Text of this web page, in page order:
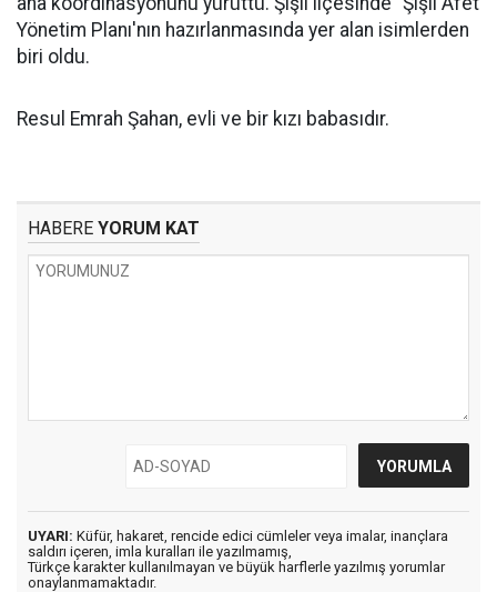
Yönetim Planı'nın hazırlanmasında yer alan isimlerden
biri oldu.
Resul Emrah Şahan, evli ve bir kızı babasıdır.
HABERE YORUM KAT
UYARI: Küfür, hakaret, rencide edici cümleler veya imalar, inançlara
saldırı içeren, imla kuralları ile yazılmamış,
Türkçe karakter kullanılmayan ve büyük harflerle yazılmış yorumlar
onaylanmamaktadır.